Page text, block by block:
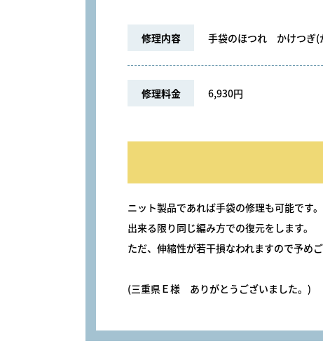
修理内容 手袋のほつれ かけつぎ(
修理料金 6,930円
ニット製品であれば手袋の修理も可能です。
出来る限り同じ編み方での復元をします。
ただ、伸縮性が若干損なわれますので予め
(三重県Ｅ様 ありがとうございました。)